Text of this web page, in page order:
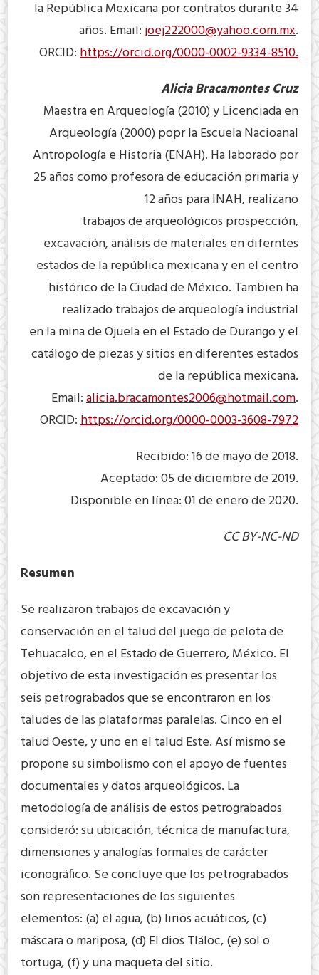
la República Mexicana por contratos durante 34
años. Email:joej222000@yahoo.com.mx.
ORCID:https://orcid.org/0000-0002-9334-8510.
Alicia Bracamontes Cruz
Maestra en Arqueología (2010) y Licenciada en
Arqueología (2000) popr la Escuela Nacioanal
Antropología e Historia (ENAH). Ha laborado por
25 años como profesora de educación primaria y
12 años para INAH, realizano
trabajos de arqueológicos prospección,
excavación, análisis de materiales en diferntes
estados de la república mexicana y en el centro
histórico de la Ciudad de México. Tambien ha
realizado trabajos de arqueología industrial
en la mina de Ojuela en el Estado de Durango y el
catálogo de piezas y sitios en diferentes estados
de la república mexicana.
Email:alicia.bracamontes2006@hotmail.com.
ORCID:https://orcid.org/0000-0003-3608-7972
Recibido: 16 de mayo de 2018.
Aceptado: 05 de diciembre de 2019.
Disponible en línea: 01 de enero de 2020.
CC BY-NC-ND
Resumen
Se realizaron trabajos de excavación y
conservación en el talud del juego de pelota de
Tehuacalco, en el Estado de Guerrero, México. El
objetivo de esta investigación es presentar los
seis petrograbados que se encontraron en los
taludes de las plataformas paralelas. Cinco en el
talud Oeste, y uno en el talud Este. Así mismo se
propone su simbolismo con el apoyo de fuentes
documentales y datos arqueológicos. La
metodología de análisis de estos petrograbados
consideró: su ubicación, técnica de manufactura,
dimensiones y analogías formales de carácter
iconográfico. Se concluye que los petrograbados
son representaciones de los siguientes
elementos: (a) el agua, (b) lirios acuáticos, (c)
máscara o mariposa, (d) El dios Tláloc, (e) sol o
tortuga, (f) y una maqueta del sitio.